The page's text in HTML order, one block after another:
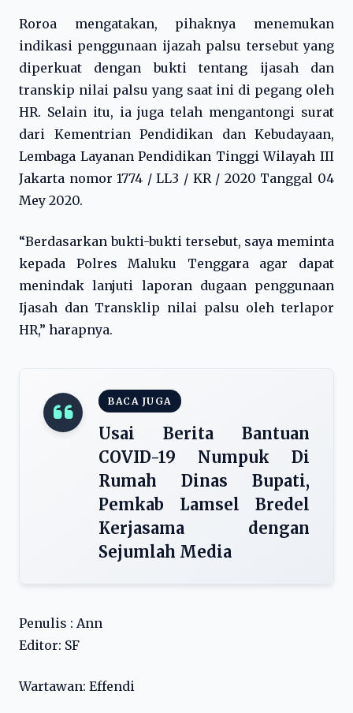
Roroa mengatakan, pihaknya menemukan
indikasi penggunaan ijazah palsu tersebut yang
diperkuat dengan bukti tentang ijasah dan
transkip nilai palsu yang saat ini di pegang oleh
HR. Selain itu, ia juga telah mengantongi surat
dari Kementrian Pendidikan dan Kebudayaan,
Lembaga Layanan Pendidikan Tinggi Wilayah III
Jakarta nomor 1774 / LL3 / KR / 2020 Tanggal 04
Mey 2020.
“Berdasarkan bukti-bukti tersebut, saya meminta
kepada Polres Maluku Tenggara agar dapat
menindak lanjuti laporan dugaan penggunaan
Ijasah dan Transklip nilai palsu oleh terlapor
HR,” harapnya.
BACA JUGA
Usai Berita Bantuan
COVID-19 Numpuk Di
Rumah Dinas Bupati,
Pemkab Lamsel Bredel
Kerjasama dengan
Sejumlah Media
Penulis : Ann
Editor: SF
Wartawan: Effendi